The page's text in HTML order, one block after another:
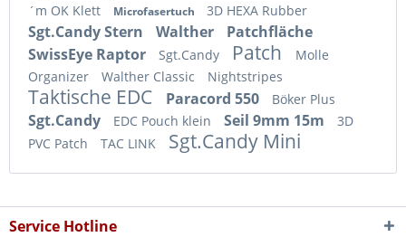
´m OK Klett
Microfasertuch 3D HEXA Rubber
Sgt.Candy Stern Walther
Patchfläche
SwissEye Raptor
Sgt.Candy Patch
Molle
Organizer
Walther Classic Nightstripes
Taktische EDC Paracord 550 Böker Plus
Sgt.Candy EDC Pouch klein Seil 9mm 15m
3D
PVC Patch
TAC LINK Sgt.Candy Mini
Service Hotline